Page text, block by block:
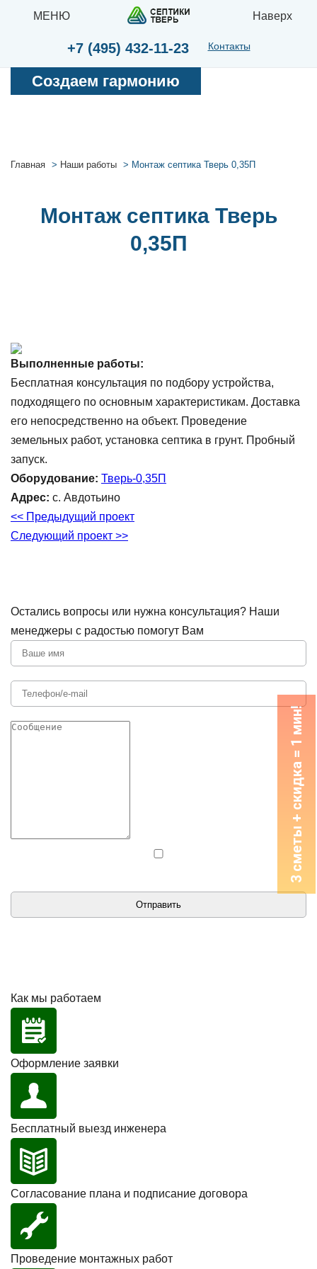
МЕНЮ Наверх
+7 (495) 432-11-23 Контакты
Создаем гармонию
Главная Наши работы Монтаж септика Тверь 0,35П
Монтаж септика Тверь
0,35П
Выполненные работы:
Бесплатная консультация по подбору устройства,
подходящего по основным характеристикам. Доставка
его непосредственно на объект. Проведение
земельных работ, установка септика в грунт. Пробный
запуск.
Оборудование: Тверь-0,35П
Адрес: с. Авдотьино
<< Предыдущий проект
Следующий проект >>
Остались вопросы или нужна консультация? Наши
менеджеры с радостью помогут Вам
Как мы работаем
Оформление заявки
Бесплатный выезд инженера
Согласование плана и подписание договора
Проведение монтажных работ
3 сметы + скидка = 1 мин!